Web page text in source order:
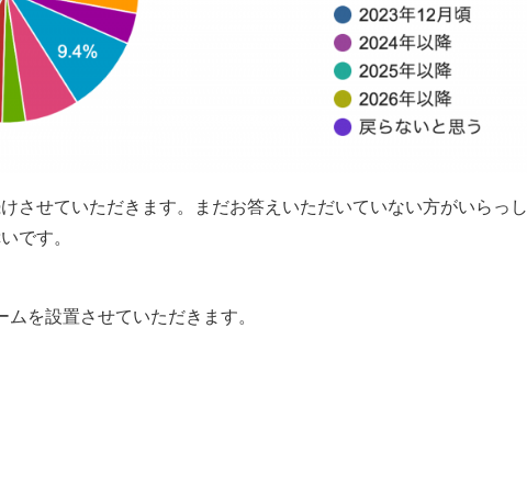
させていただきます。まだお答えいただいていない方がいらっし
です。
を設置させていただきます。